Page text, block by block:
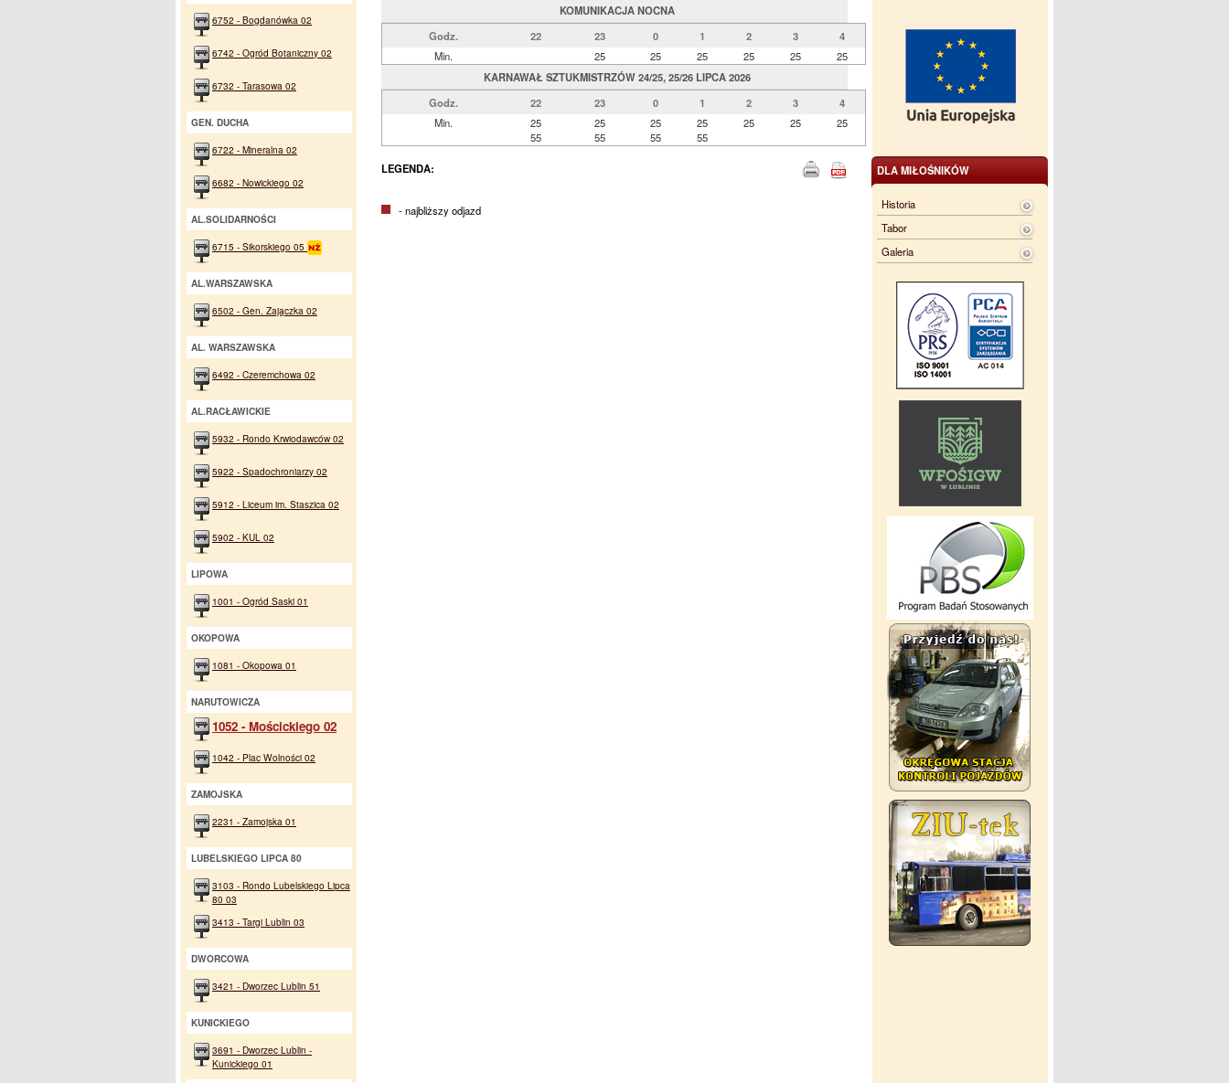
DLA MIŁOŚNIKÓW
Historia
Tabor
Galeria
KOMUNIKACJA NOCNA
Godz.
22 23 0 1 2 3
4
Min.
25 25 25 25 25
25
KARNAWAŁ SZTUKMISTRZÓW 24/25, 25/26 LIPCA 2026
Godz.
22 23 0 1 2 3
4
Min.
25
55
25
55
25
55
25
55
25 25 25
LEGENDA:
- najbliższy odjazd
6752 - Bogdanówka 02
6742 - Ogród Botaniczny 02
6732 - Tarasowa 02
GEN. DUCHA
6722 - Mineralna 02
6682 - Nowickiego 02
AL.SOLIDARNOŚCI
6715 - Sikorskiego 05
AL.WARSZAWSKA
6502 - Gen. Zajączka 02
AL. WARSZAWSKA
6492 - Czeremchowa 02
AL.RACŁAWICKIE
5932 - Rondo Krwiodawców 02
5922 - Spadochroniarzy 02
5912 - Liceum im. Staszica 02
5902 - KUL 02
LIPOWA
1001 - Ogród Saski 01
OKOPOWA
1081 - Okopowa 01
NARUTOWICZA
1052 - Mościckiego 02
1042 - Plac Wolności 02
ZAMOJSKA
2231 - Zamojska 01
LUBELSKIEGO LIPCA 80
3103 - Rondo Lubelskiego Lipca
80 03
3413 - Targi Lublin 03
DWORCOWA
3421 - Dworzec Lublin 51
KUNICKIEGO
3691 - Dworzec Lublin -
Kunickiego 01